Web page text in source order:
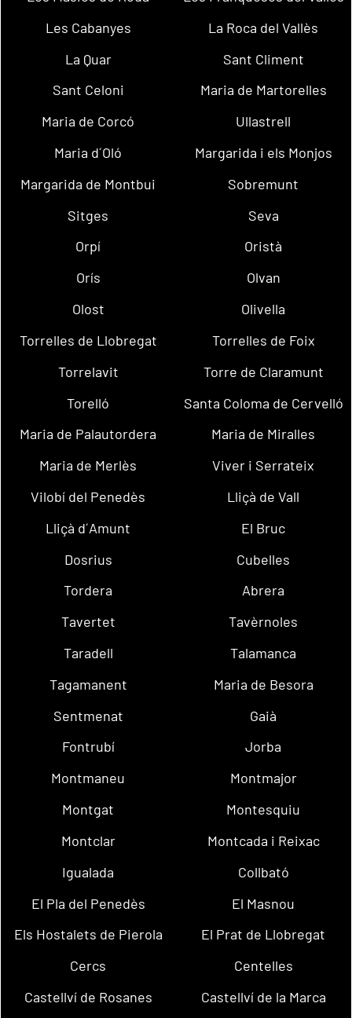
Les Cabanyes
La Roca del Vallès
La Quar
Sant Climent
Sant Celoni
Maria de Martorelles
Maria de Corcó
Ullastrell
Maria d´Oló
Margarida i els Monjos
Margarida de Montbui
Sobremunt
Sitges
Seva
Orpí
Oristà
Orís
Olvan
Olost
Olivella
Torrelles de Llobregat
Torrelles de Foix
Torrelavit
Torre de Claramunt
Torelló
Santa Coloma de Cervelló
Maria de Palautordera
Maria de Miralles
Maria de Merlès
Viver i Serrateix
Vilobí del Penedès
Lliçà de Vall
Lliçà d´Amunt
El Bruc
Dosrius
Cubelles
Tordera
Abrera
Tavertet
Tavèrnoles
Taradell
Talamanca
Tagamanent
Maria de Besora
Sentmenat
Gaià
Fontrubí
Jorba
Montmaneu
Montmajor
Montgat
Montesquiu
Montclar
Montcada i Reixac
Igualada
Collbató
El Pla del Penedès
El Masnou
Els Hostalets de Pierola
El Prat de Llobregat
Cercs
Centelles
Castellví de Rosanes
Castellví de la Marca